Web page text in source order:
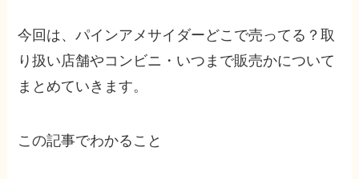
今回は、パインアメサイダーどこで売ってる？取
り扱い店舗やコンビニ・いつまで販売かについて
まとめていきます。
この記事でわかること